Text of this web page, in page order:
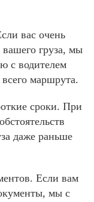
вас очень
вашего груза, мы
с водителем
маршрута.
сроки. При
даже раньше
Если вам
мы с